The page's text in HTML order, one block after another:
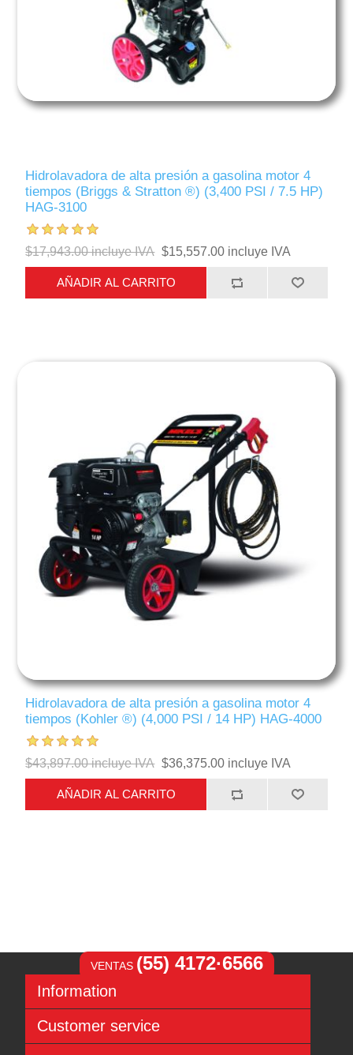
Hidrolavadora de alta presión a gasolina motor 4
tiempos (Briggs & Stratton ®) (3,400 PSI / 7.5 HP)
HAG-3100
$17,943.00 incluye IVA $15,557.00 incluye IVA
AÑADIR AL CARRITO
Hidrolavadora de alta presión a gasolina motor 4
tiempos (Kohler ®) (4,000 PSI / 14 HP) HAG-4000
$43,897.00 incluye IVA $36,375.00 incluye IVA
AÑADIR AL CARRITO
VENTAS (55) 4172·6566
Information
Aviso de Privacidad
Términos y condiciones
Customer service